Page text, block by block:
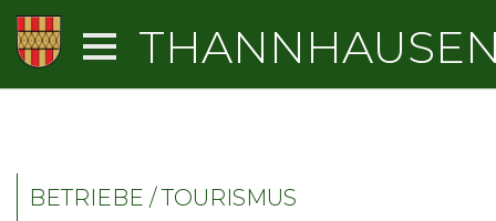
BETRIEBE / TOURISMUS